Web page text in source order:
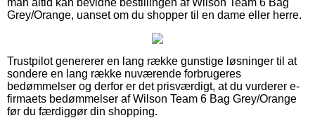
Grey/Orange, uanset om du shopper til en dame eller herre.
Trustpilot genererer en lang række gunstige løsninger til at
sondere en lang række nuværende forbrugeres
bedømmelser og derfor er det prisværdigt, at du vurderer e-
firmaets bedømmelser af Wilson Team 6 Bag Grey/Orange
før du færdiggør din shopping.